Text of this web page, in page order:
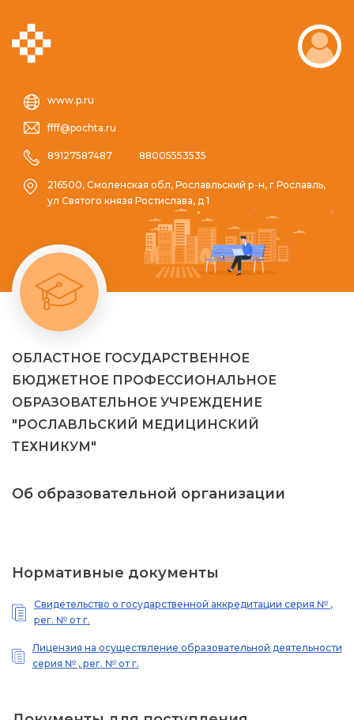
www.p.ru
ffff@pochta.ru
89127587487 88005553535
216500, Смоленская обл, Рославльский р-н, г Рославль,
ул Святого князя Ростислава, д 1
ОБЛАСТНОЕ ГОСУДАРСТВЕННОЕ
БЮДЖЕТНОЕ ПРОФЕССИОНАЛЬНОЕ
ОБРАЗОВАТЕЛЬНОЕ УЧРЕЖДЕНИЕ
"РОСЛАВЛЬСКИЙ МЕДИЦИНСКИЙ
ТЕХНИКУМ"
Об образовательной организации
Нормативные документы
Свидетельство о государственной аккредитации серия № ,
рег. № от г.
Лицензия на осуществление образовательной деятельности
серия № , рег. № от г.